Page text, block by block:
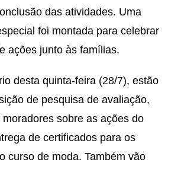
das atividades. Uma
foi montada para celebrar
ações junto às famílias.
desta quinta-feira (28/7), estão
de pesquisa de avaliação,
sobre as ações do
de certificados para os
curso de moda. Também vão